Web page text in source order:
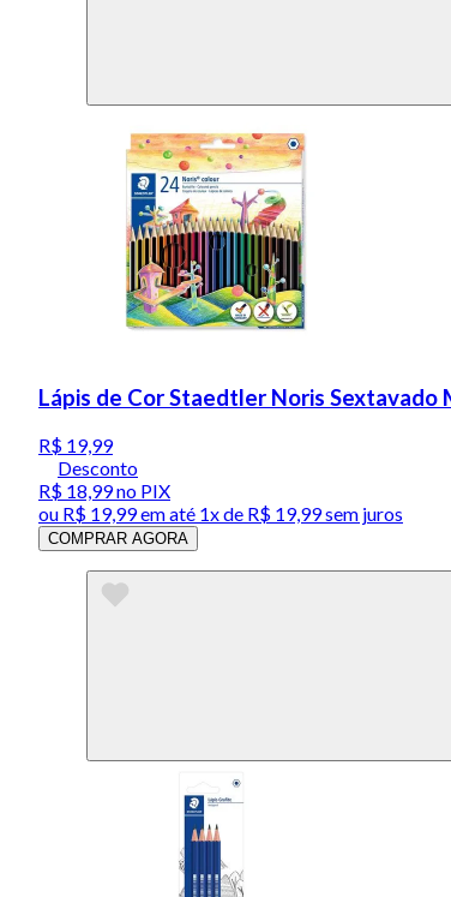
Lápis de Cor Staedtler Noris Sextavado
R$ 19,99
Desconto
R$ 18,99no PIX
ou R$ 19,99em até 1x de R$ 19,99sem juros
COMPRAR AGORA